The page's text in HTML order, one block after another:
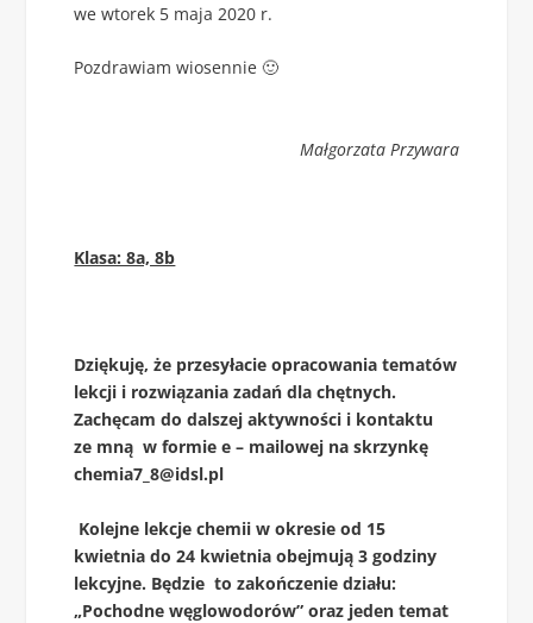
we wtorek 5 maja 2020 r.
Pozdrawiam wiosennie 🙂
Małgorzata Przywara
Klasa: 8a, 8b
Dziękuję, że przesyłacie opracowania tematów
lekcji i rozwiązania zadań dla chętnych.
Zachęcam do dalszej aktywności i kontaktu
ze mną w formie e – mailowej na skrzynkę
chemia7_8@idsl.pl
Kolejne lekcje chemii w okresie od 15
kwietnia do 24 kwietnia obejmują 3 godziny
lekcyjne. Będzie to zakończenie działu:
„Pochodne węglowodorów” oraz jeden temat